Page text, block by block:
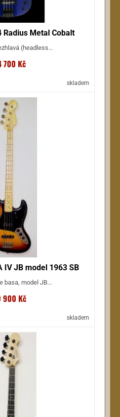
Radius Metal Cobalt
(headless...
700 Kč
skladem
IV JB model 1963 SB
basa, model JB...
900 Kč
skladem